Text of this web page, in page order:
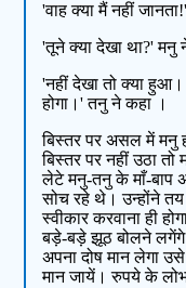
'वाह क्या मैं नहीं
'तूने क्या देखा था?' मनु
'नहीं देखा तो क्या
होगा।' तनु ने कहा ।
बिस्तर पर असल में मनु
बिस्तर पर नहीं उठा
लेटे मनु-तनु के माँ-बाप
सोच रहे थे। उन्होंने तय
स्वीकार करवाना ही
बड़े-बड़े झूठ बोलने
अपना दोष मान लेगा
मान जायें। रुपये के